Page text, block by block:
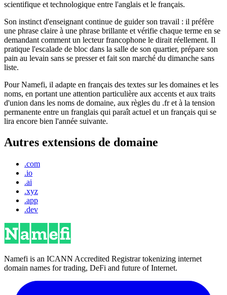
scientifique et technologique entre l'anglais et le français.
Son instinct d'enseignant continue de guider son travail : il préfère
une phrase claire à une phrase brillante et vérifie chaque terme en se
demandant comment un lecteur francophone le dirait réellement. Il
pratique l'escalade de bloc dans la salle de son quartier, prépare son
pain au levain sans se presser et fait son marché du dimanche sans
liste.
Pour Namefi, il adapte en français des textes sur les domaines et les
noms, en portant une attention particulière aux accents et aux traits
d'union dans les noms de domaine, aux règles du .fr et à la tension
permanente entre un franglais qui paraît actuel et un français qui se
lira encore bien l'année suivante.
Autres extensions de domaine
.com
.io
.ai
.xyz
.app
.dev
Namefi is an ICANN Accredited Registrar tokenizing internet
domain names for trading, DeFi and future of Internet.